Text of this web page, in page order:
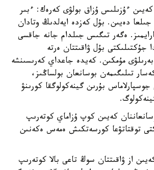
ءۇزىلىس ۇزاق بولۋى كەرەك: ءبىر
دەيىن. بۇل كەزدە ايەلدىڭ وتادان
ەگەر تىگىس جىلدام جانە جاقسى
جۇكتىلىكتى بۇل ۋاقىتتان ەرتە
بەرىلۋى مۇمكىن. كەيدە جاعداي كەرىسىنشە
تىلىگىمەن بوسانعان بولساڭىز،
بۇرىن گينەكولوگقا كورىنۋ
كەيىن كوپ ۇزاماي كوتەرىپ
توقتاتۋعا كورسەتكىش ەمەس ەكەنىن
از ۋاقىتتان سوڭ تاعى بالا كوتەرىپ